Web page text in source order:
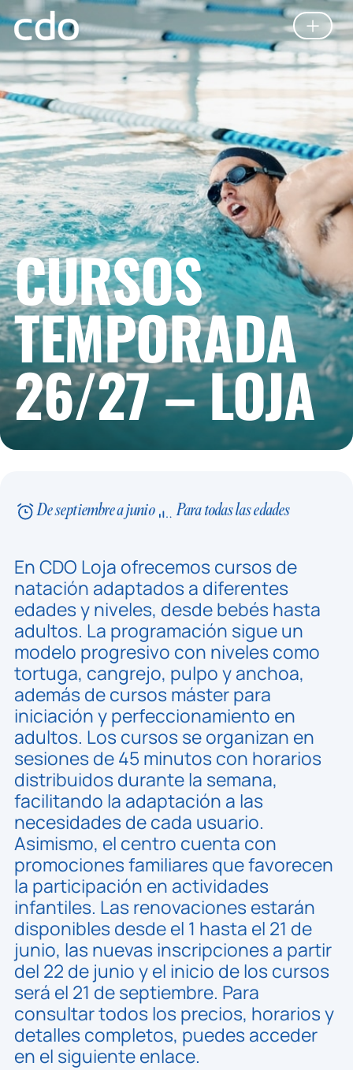
CURSOS
TEMPORADA
26/27 – LOJA
De septiembre a junio Para todas las edades
En CDO Loja ofrecemos cursos de
natación adaptados a diferentes
edades y niveles, desde bebés hasta
adultos. La programación sigue un
modelo progresivo con niveles como
tortuga, cangrejo, pulpo y anchoa,
además de cursos máster para
iniciación y perfeccionamiento en
adultos. Los cursos se organizan en
sesiones de 45 minutos con horarios
distribuidos durante la semana,
facilitando la adaptación a las
necesidades de cada usuario.
Asimismo, el centro cuenta con
promociones familiares que favorecen
la participación en actividades
infantiles. Las renovaciones estarán
disponibles desde el 1 hasta el 21 de
junio, las nuevas inscripciones a partir
del 22 de junio y el inicio de los cursos
será el 21 de septiembre. Para
consultar todos los precios, horarios y
detalles completos, puedes acceder
en el siguiente enlace.